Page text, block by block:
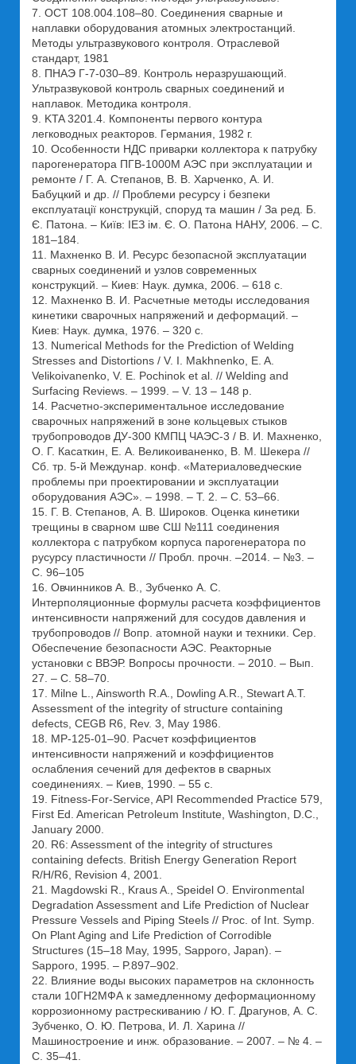
7. ОСТ 108.004.108–80. Соединения сварные и
наплавки оборудования атомных электростанций.
Методы ультразвукового контроля. Отраслевой
стандарт, 1981
8. ПНАЭ Г-7-030–89. Контроль неразрушающий.
Ультразвуковой контроль сварных соединений и
наплавок. Методика контроля.
9. KTA 3201.4. Компоненты первого контура
легководных реакторов. Германия, 1982 г.
10. Особенности НДС приварки коллектора к патрубку
парогенератора ПГВ-1000М АЭС при эксплуатации и
ремонте / Г. А. Степанов, В. В. Харченко, А. И.
Бабуцкий и др. // Проблеми ресурсу і безпеки
експлуатації конструкцій, споруд та машин / За ред. Б.
Є. Патона. – Київ: ІЕЗ ім. Є. О. Патона НАНУ, 2006. – С.
181–184.
11. Махненко В. И. Ресурс безопасной эксплуатации
сварных соединений и узлов современных
конструкций. – Киев: Наук. думка, 2006. – 618 с.
12. Махненко В. И. Расчетные методы исследования
кинетики сварочных напряжений и деформаций. –
Киев: Наук. думка, 1976. – 320 с.
13. Numerical Methods for the Prediction of Welding
Stresses and Distortions / V. I. Makhnenko, E. A.
Velikoivanenko, V. E. Pochinok et al. // Welding and
Surfacing Reviews. – 1999. – V. 13 – 148 p.
14. Расчетно-экспериментальное исследование
сварочных напряжений в зоне кольцевых стыков
трубопроводов ДУ-300 КМПЦ ЧАЭС-3 / В. И. Махненко,
О. Г. Касаткин, Е. А. Великоиваненко, В. М. Шекера //
Сб. тр. 5-й Междунар. конф. «Материаловедческие
проблемы при проектировании и эксплуатации
оборудования АЭС». – 1998. – Т. 2. – С. 53–66.
15. Г. В. Степанов, А. В. Широков. Оценка кинетики
трещины в сварном шве СШ №111 соединения
коллектора с патрубком корпуса парогенератора по
русурсу пластичности // Пробл. прочн. –2014. – №3. –
С. 96–105
16. Овчинников А. В., Зубченко А. С.
Интерполяционные формулы расчета коэффициентов
интенсивности напряжений для сосудов давления и
трубопроводов // Вопр. атомной науки и техники. Сер.
Обеспечение безопасности АЭС. Реакторные
установки с ВВЭР. Вопросы прочности. – 2010. – Вып.
27. – С. 58–70.
17. Milne L., Ainsworth R.A., Dowling A.R., Stewart A.T.
Assessment of the integrity of structure containing
defects, CEGB R6, Rev. 3, May 1986.
18. МР-125-01–90. Расчет коэффициентов
интенсивности напряжений и коэффициентов
ослабления сечений для дефектов в сварных
соединениях. – Киев, 1990. – 55 с.
19. Fitness-For-Service, API Recommended Practice 579,
First Ed. American Petroleum Institute, Washington, D.C.,
January 2000.
20. R6: Assessment of the integrity of structures
containing defects. British Energy Generation Report
R/H/R6, Revision 4, 2001.
21. Magdowski R., Kraus A., Speidel O. Environmental
Degradation Assessment and Life Prediction of Nuclear
Pressure Vessels and Piping Steels // Proc. of Int. Symp.
On Plant Aging and Life Prediction of Corrodible
Structures (15–18 May, 1995, Sapporo, Japan). –
Sapporo, 1995. – P.897–902.
22. Влияние воды высоких параметров на склонность
стали 10ГН2МФА к замедленному деформационному
коррозионному растрескиванию / Ю. Г. Драгунов, А. С.
Зубченко, О. Ю. Петрова, И. Л. Харина //
Машиностроение и инж. образование. – 2007. – № 4. –
С. 35–41.